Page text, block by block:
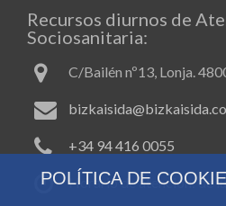
Recursos diurnos de
Sociosanitaria:
C/Bailén nº13, Lonja.
+34 94 416 0055
Horario de atención: de
POLÍTICA DE